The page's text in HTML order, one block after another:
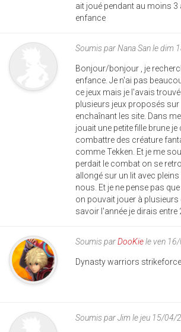
ait joué pendant au moins 3
enfance
Soumis parNana Sanle dim
Bonjour/bonjour , je
enfance. Je n'ai pas
ce jeux mais je l'avais
plusieurs jeux proposés sur
enchaînant les site. Dans
jouait une petite fille brune
combattre des créature
comme Tekken. Et je me
perdait le combat on se
allongé sur un lit avec
nous. Et je ne pense pas
on pouvait jouer à plusieurs
savoir l'année je dirais entre
Soumis parDooKiele ven
Dynasty warriors strikeforce
Soumis parJimle jeu 15/04/